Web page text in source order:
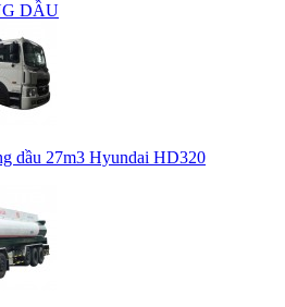
DẦU
dầu 27m3 Hyundai HD320